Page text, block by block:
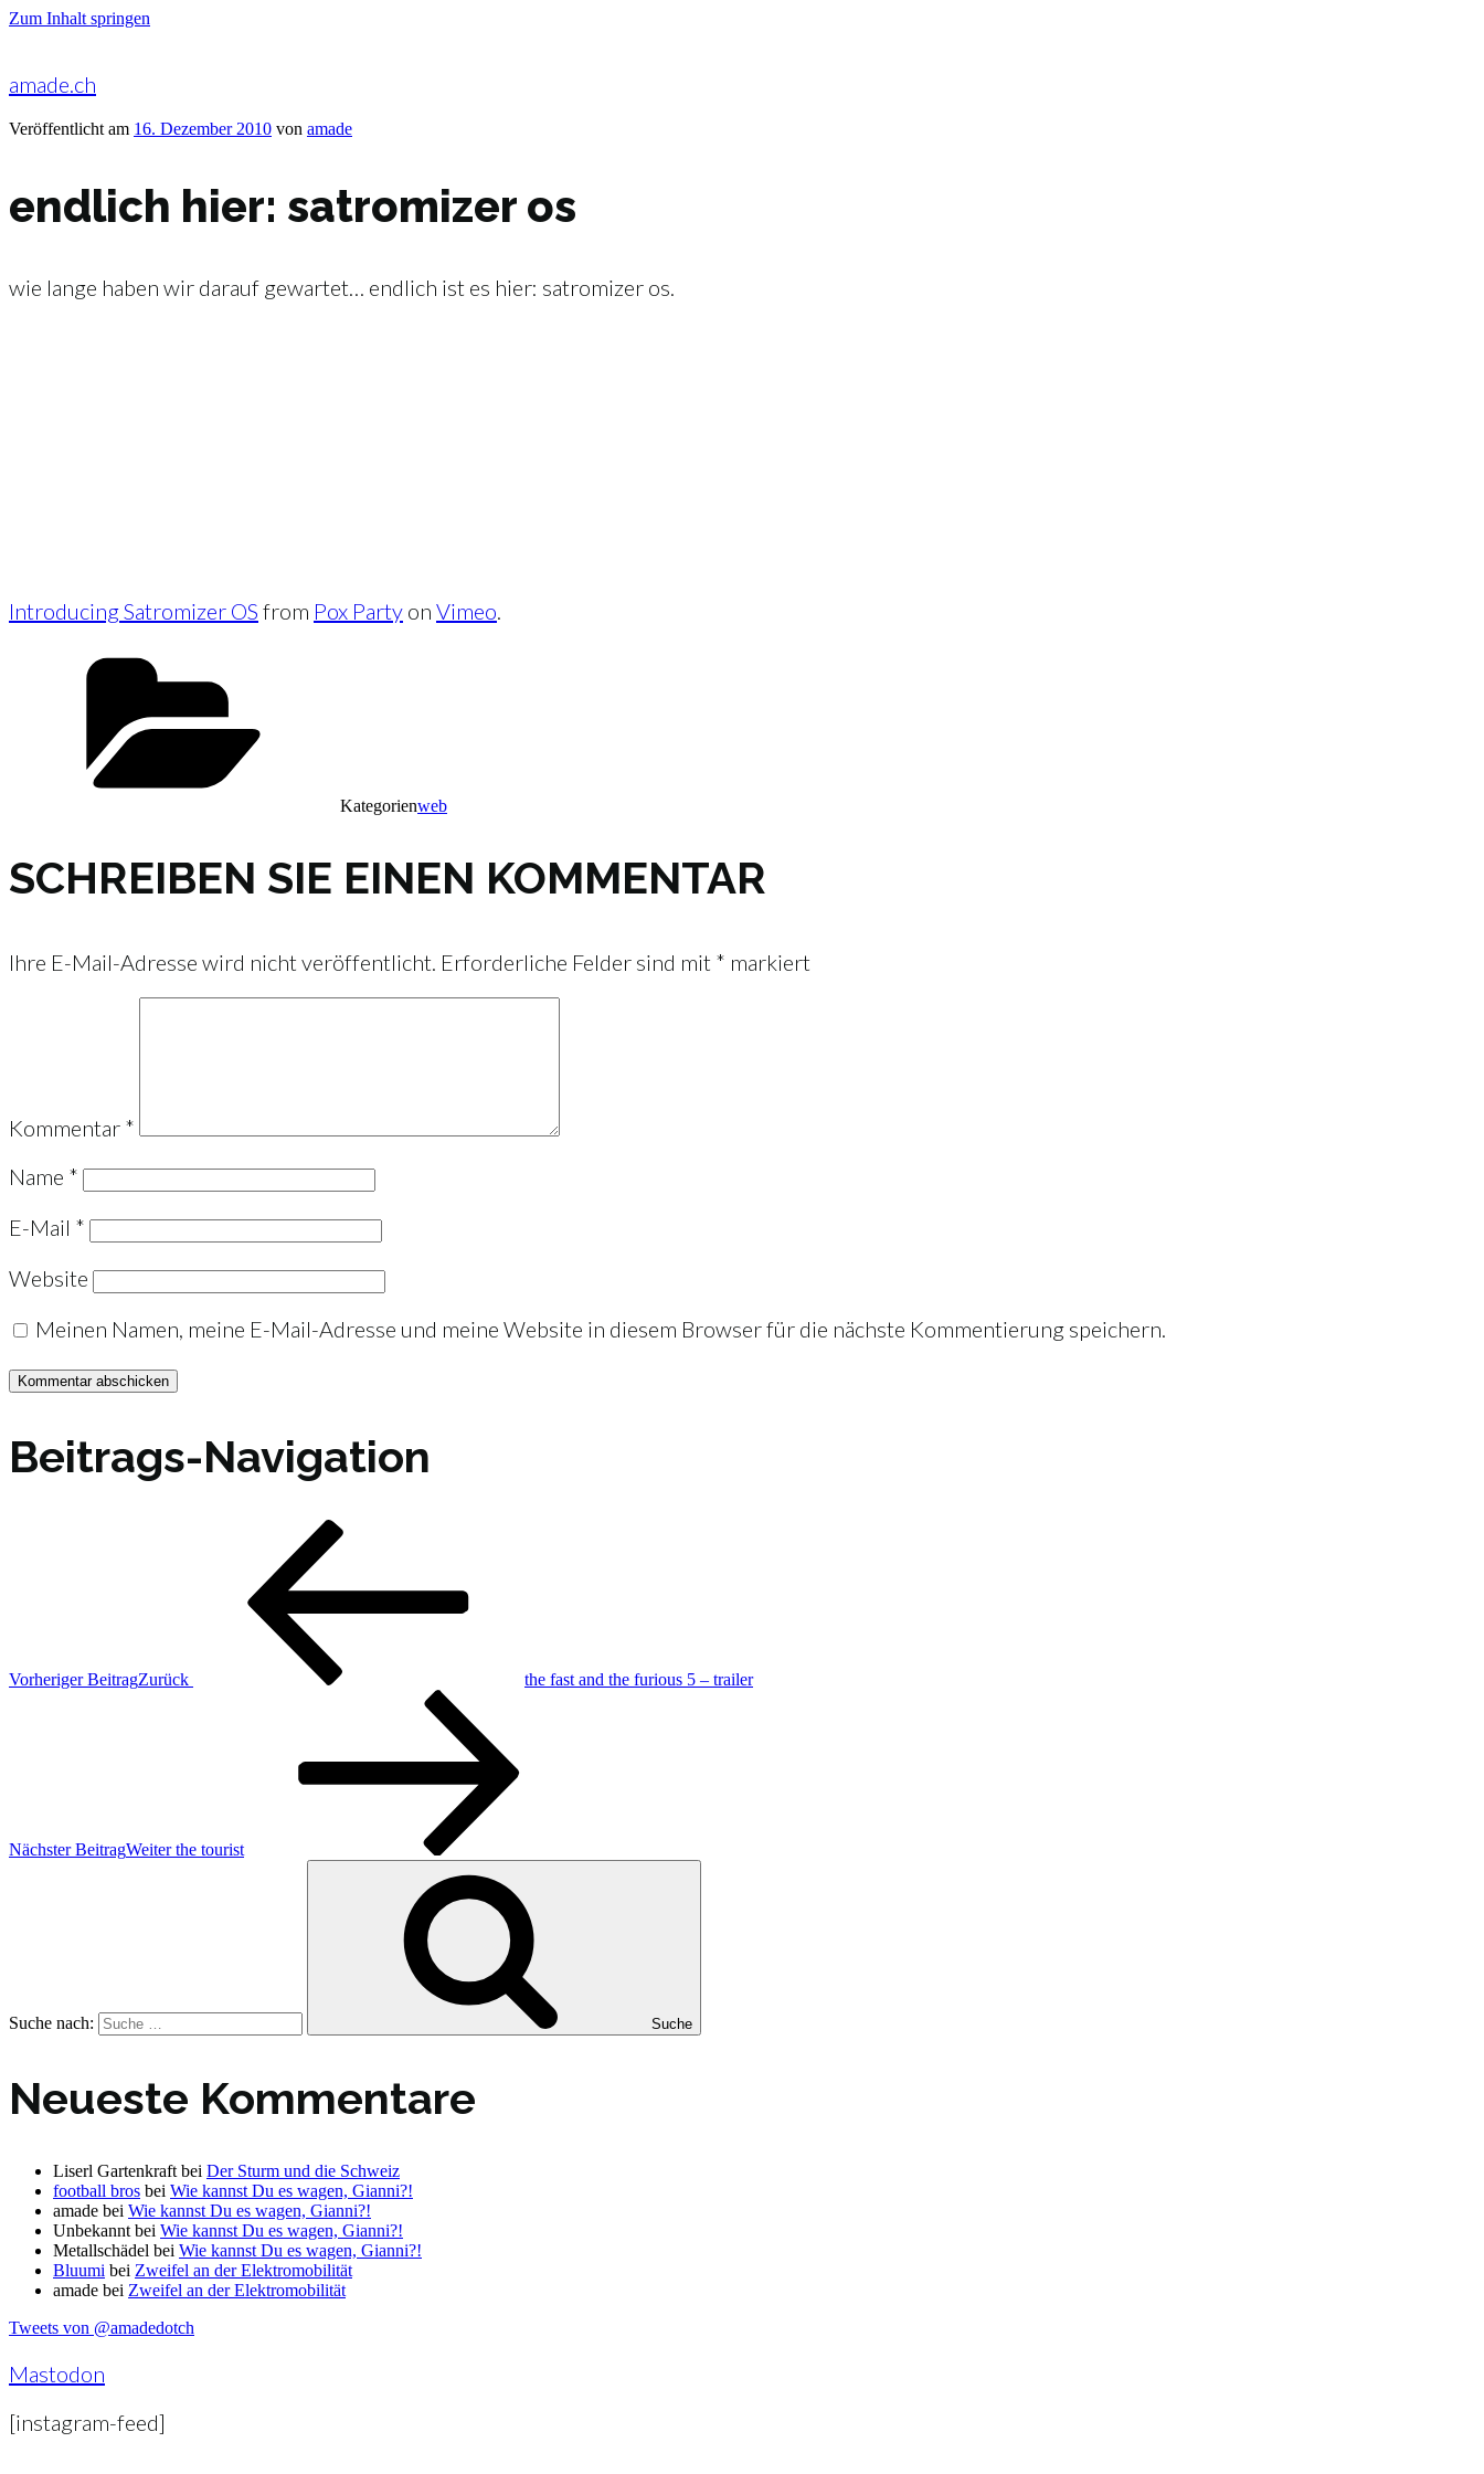
Zum Inhalt springen
amade.ch
Veröffentlicht am 16. Dezember 2010 von amade
endlich hier: satromizer os
wie lange haben wir darauf gewartet… endlich ist es hier: satromizer os.
Introducing Satromizer OS from Pox Party on Vimeo.
Kategorienweb
SCHREIBEN SIE EINEN KOMMENTAR
Ihre E-Mail-Adresse wird nicht veröffentlicht. Erforderliche Felder sind mit * markiert
Kommentar *
Name *
E-Mail *
Website
Meinen Namen, meine E-Mail-Adresse und meine Website in diesem Browser für die nächste Kommentierung speichern.
Beitrags-Navigation
Vorheriger BeitragZurück the fast and the furious 5 – trailer
Nächster BeitragWeiter the tourist
Suche nach: Suche
Neueste Kommentare
Liserl Gartenkraft bei Der Sturm und die Schweiz
football bros bei Wie kannst Du es wagen, Gianni?!
amade bei Wie kannst Du es wagen, Gianni?!
Unbekannt bei Wie kannst Du es wagen, Gianni?!
Metallschädel bei Wie kannst Du es wagen, Gianni?!
Bluumi bei Zweifel an der Elektromobilität
amade bei Zweifel an der Elektromobilität
Tweets von @amadedotch
Mastodon
[instagram-feed]